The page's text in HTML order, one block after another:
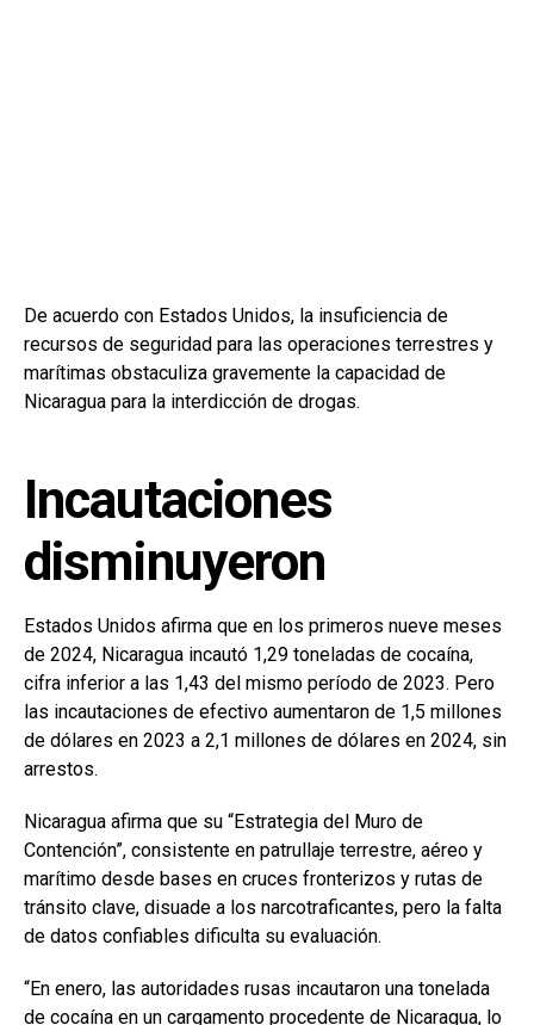
De acuerdo con Estados Unidos, la insuficiencia de
recursos de seguridad para las operaciones terrestres y
marítimas obstaculiza gravemente la capacidad de
Nicaragua para la interdicción de drogas.
Incautaciones
disminuyeron
Estados Unidos afirma que en los primeros nueve meses
de 2024, Nicaragua incautó 1,29 toneladas de cocaína,
cifra inferior a las 1,43 del mismo período de 2023. Pero
las incautaciones de efectivo aumentaron de 1,5 millones
de dólares en 2023 a 2,1 millones de dólares en 2024, sin
arrestos.
Nicaragua afirma que su “Estrategia del Muro de
Contención”, consistente en patrullaje terrestre, aéreo y
marítimo desde bases en cruces fronterizos y rutas de
tránsito clave, disuade a los narcotraficantes, pero la falta
de datos confiables dificulta su evaluación.
“En enero, las autoridades rusas incautaron una tonelada
de cocaína en un cargamento procedente de Nicaragua, lo